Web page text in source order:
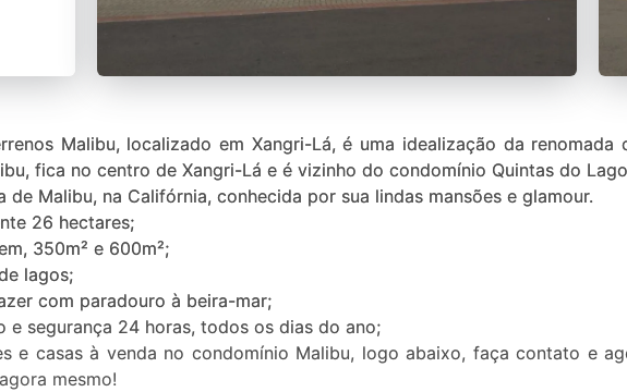
Malibu, localizado em Xangri-Lá, é uma idealização da renomada
fica no centro de Xangri-Lá e é vizinho do condomínio Quintas do
de Malibu, na Califórnia, conhecida por sua lindas mansões e glamour.
26 hectares;
350m² e 600m²;
lagos;
com paradouro à beira-mar;
segurança 24 horas, todos os dias do ano;
e casas à venda no condomínio Malibu, logo abaixo, faça contato e
mesmo!